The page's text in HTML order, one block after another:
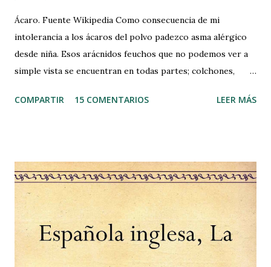
Ácaro. Fuente Wikipedia Como consecuencia de mi
intolerancia a los ácaros del polvo padezco asma alérgico
desde niña. Esos arácnidos feuchos que no podemos ver a
simple vista se encuentran en todas partes; colchones,
quizás algo más, comenté por Facebook mi intención de
dejar claro, que estos remedios caseros que practico
minimizan los efectos alérgicos a los ácaros, pero no hacen
que los libros estén 100% libres de alérgenos . Pues bien,
basándome en algunos consejos médicos y en la biología de
estos bichos, he elaborado un plan de choque con unos
sencillos pasos que me permiten disfrutar de los libros
COMPARTIR 15 COMENTARIOS LEER MÁS